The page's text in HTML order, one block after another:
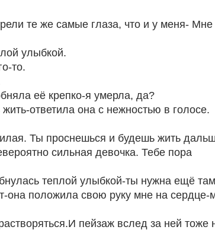
те же самые глаза, что и у меня- Мне
улыбкой.
то.
её крепко-я умерла, да?
ответила она с нежностью в голосе.
Ты проснешься и будешь жить
сильная девочка. Тебе пора
теплой улыбкой-ты нужна ещё
она положила свою руку мне на
пейзаж вслед за ней тоже